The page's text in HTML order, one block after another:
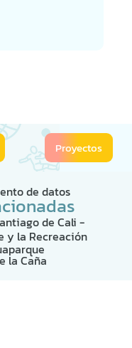
Proyectos
de datos
de Cali -
y la Recreación
la Caña